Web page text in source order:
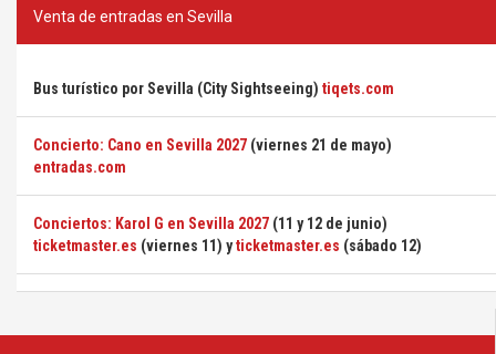
Venta de entradas en Sevilla
Bus turístico por Sevilla (City Sightseeing) tiqets.com
Concierto: Cano en Sevilla 2027 (viernes 21 de mayo)
entradas.com
Conciertos: Karol G en Sevilla 2027 (11 y 12 de junio)
ticketmaster.es (viernes 11) yticketmaster.es (sábado 12)